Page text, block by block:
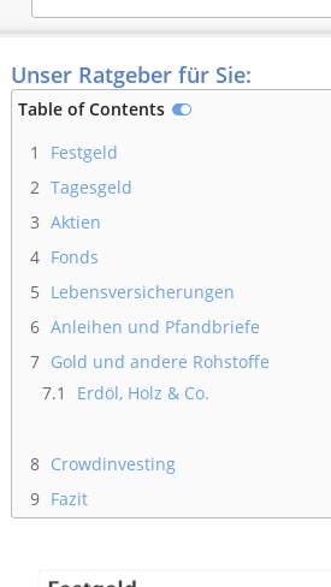
Unser Ratgeber für Sie:
Table of Contents
1
Festgeld
2 Tagesgeld
3 Aktien
4 Fonds
5 Lebensversicherungen
6 Anleihen und Pfandbriefe
7 Gold und andere Rohstoffe
7.1
Erdöl, Holz & Co.
8 Crowdinvesting
9 Fazit